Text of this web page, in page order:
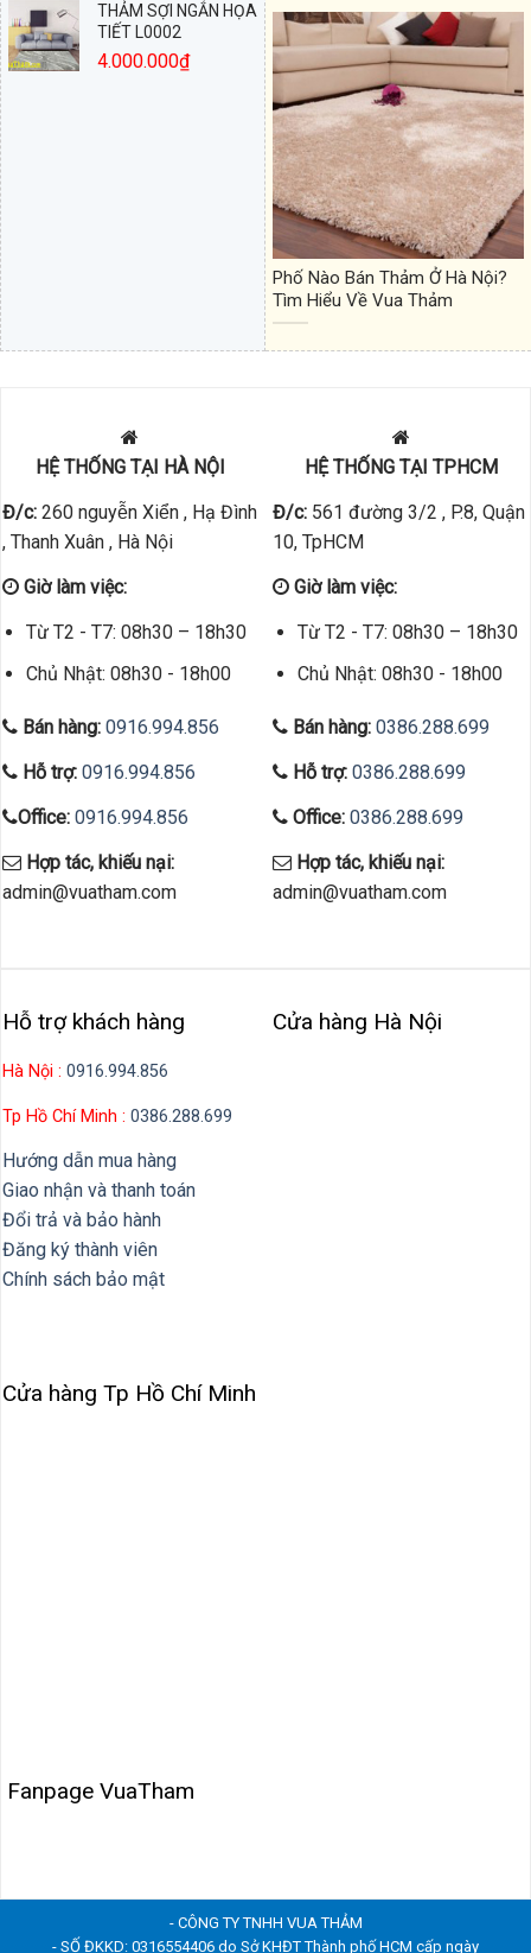
4.000.000₫
Phố Nào Bán Thảm Ở Hà Nội?
Tìm Hiểu Về Vua Thảm
HỆ THỐNG TẠI HÀ NỘI
260 nguyễn Xiển , Hạ Đình
, Thanh Xuân , Hà Nội
Giờ làm việc:
Từ T2 - T7: 08h30 – 18h30
Chủ Nhật: 08h30 - 18h00
0916.994.856
Office:
admin@vuatham.com
HỆ THỐNG TẠI TPHCM
561 đường 3/2 , P.8, Quận
10, TpHCM
Giờ làm việc:
Từ T2 - T7: 08h30 – 18h30
Chủ Nhật: 08h30 - 18h00
0386.288.699
Office:
admin@vuatham.com
Tp Hồ Chí Minh :
Hướng dẫn mua hàng
Giao nhận và thanh toán
Đổi trả và bảo hành
Đăng ký thành viên
Chính sách bảo mật
- SỐ ĐKKD: 0316554406 do Sở KHĐT Thành phố HCM cấp ngày
13/06/2022